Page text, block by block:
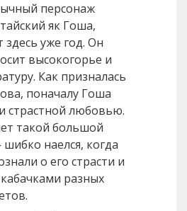
персонаж
як Гоша,
уже год. Он
высокогорье и
Как призналась
поначалу Гоша
страстной любовью.
такой большой
наелся, когда
о его страсти и
разных